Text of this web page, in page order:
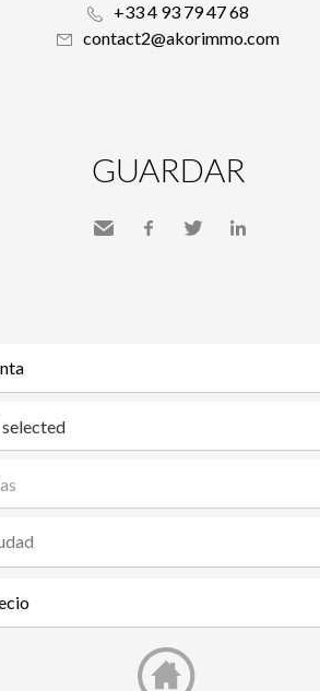
+33 4 93 79 47 68
contact2@akorimmo.com
GUARDAR